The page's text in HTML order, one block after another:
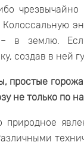
в землю.
создав в ней
простые
не только по
природное